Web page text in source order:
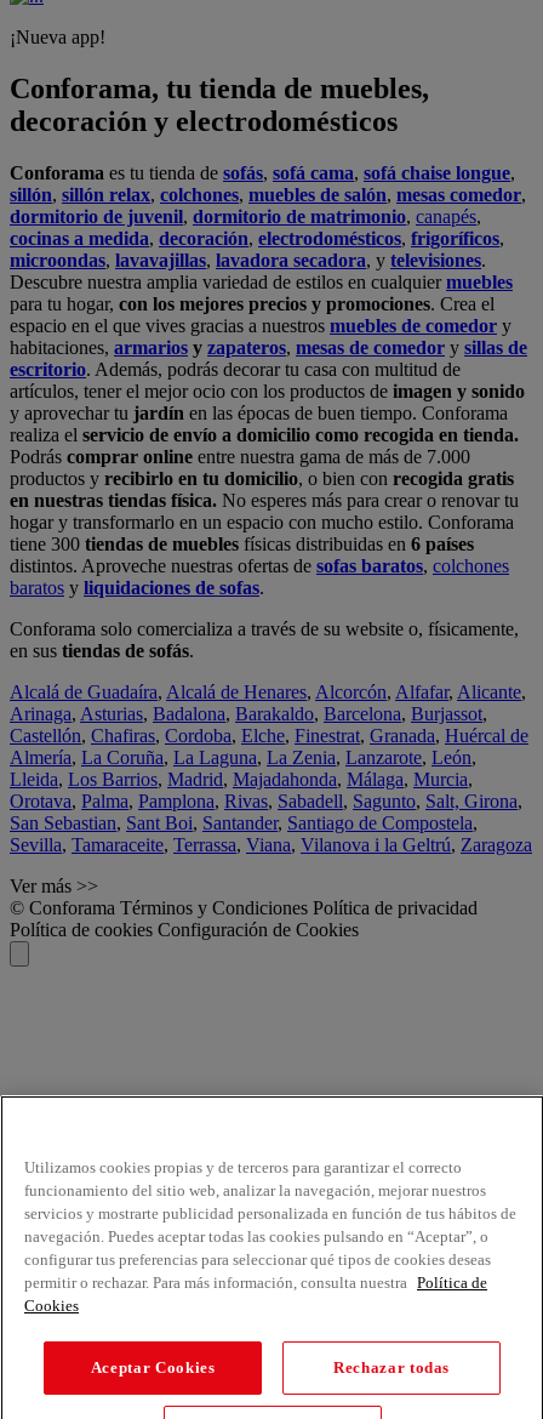
¡Nueva app!
Conforama, tu tienda de muebles,
decoración y electrodomésticos
Conforama es tu tienda de sofás, sofá cama, sofá chaise longue,
sillón, sillón relax, colchones, muebles de salón, mesas comedor,
dormitorio de juvenil, dormitorio de matrimonio, canapés,
cocinas a medida, decoración, electrodomésticos, frigoríficos,
microondas, lavavajillas, lavadora secadora, y televisiones.
Descubre nuestra amplia variedad de estilos en cualquiermuebles
para tu hogar, con los mejores precios y promociones. Crea el
espacio en el que vives gracias a nuestros muebles de comedor y
habitaciones, armarios y zapateros, mesas de comedor y sillas de
escritorio. Además, podrás decorar tu casa con multitud de
artículos, tener el mejor ocio con los productos de imagen y sonido
y aprovechar tu jardín en las épocas de buen tiempo. Conforama
realiza el servicio de envío a domicilio como recogida en tienda.
Podrás comprar online entre nuestra gama de más de 7.000
productos y recibirlo en tu domicilio, o bien con recogida gratis
en nuestras tiendas física. No esperes más para crear o renovar tu
hogar y transformarlo en un espacio con mucho estilo. Conforama
tiene 300 tiendas de muebles físicas distribuidas en 6 países
distintos. Aproveche nuestras ofertas de sofas baratos, colchones
baratos y liquidaciones de sofas.
Conforama solo comercializa a través de su website o, físicamente,
en sus tiendas de sofás.
Alcalá de Guadaíra, Alcalá de Henares, Alcorcón, Alfafar, Alicante,
Arinaga, Asturias, Badalona, Barakaldo, Barcelona, Burjassot,
Castellón, Chafiras, Cordoba, Elche, Finestrat, Granada, Huércal de
Almería, La Coruña, La Laguna, La Zenia, Lanzarote, León,
Lleida, Los Barrios, Madrid, Majadahonda, Málaga, Murcia,
Orotava, Palma, Pamplona, Rivas, Sabadell, Sagunto, Salt, Girona,
San Sebastian, Sant Boi, Santander, Santiago de Compostela,
Sevilla, Tamaraceite, Terrassa, Viana, Vilanova i la Geltrú, Zaragoza
Ver más >>
© Conforama Términos y Condiciones Política de privacidad
Política de cookies Configuración de Cookies
Utilizamos cookies propias y de terceros para garantizar el correcto
funcionamiento del sitio web, analizar la navegación, mejorar nuestros
servicios y mostrarte publicidad personalizada en función de tus hábitos de
navegación. Puedes aceptar todas las cookies pulsando en “Aceptar”, o
configurar tus preferencias para seleccionar qué tipos de cookies deseas
permitir o rechazar. Para más información, consulta nuestra Política de
Cookies
Aceptar Cookies Rechazar todas